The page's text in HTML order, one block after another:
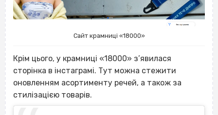
Сайт крамниці «18000»
Крім цього, у крамниці «18000» з’явилася
сторінка в інстаграмі. Тут можна стежити
оновленням асортименту речей, а також за
стилізацією товарів.